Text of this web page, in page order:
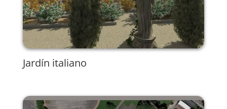
Jardín italiano